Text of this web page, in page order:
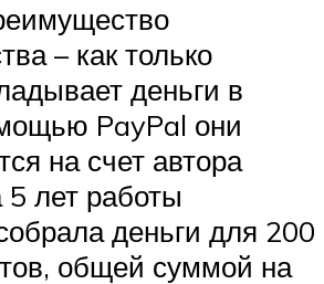
– как только
деньги в
PayPal они
на счет автора
5 лет работы
деньги для 200
общей суммой на